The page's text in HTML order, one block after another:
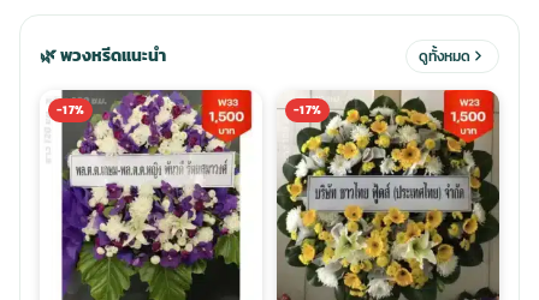
ดอกไม้งานศพ ส่งด่วน
ดอกไม้งานศพ กรุงเทพ
ดอกไม้งานศพ ปากคลองตลาด
ร้านดอกไม้งานศพ ใกล้ฉัน
พวงหรีดดอกไม้สด
พวงหรีดดอกไม้สด ราคาถูก
สั่งพวงหรีด ออนไลน์
ส่งพวงหรีด ด่วน กรุงเทพ
ม้หน้าเมรุ
ระดับเมรุ
มรุ ออนไลน์
มรุ ส่งด่วน
🌿 พวงหรีดแนะนำ ดูทั้งหมด
-17% -17%